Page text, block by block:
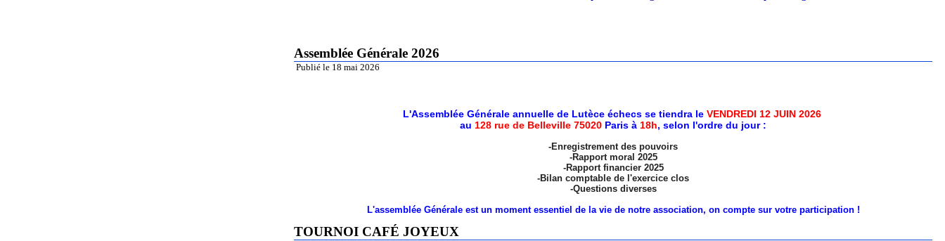
Assemblée Générale 2026
Publié le 18 mai 2026
L'Assemblée Générale annuelle de Lutèce échecs se tiendra le VENDREDI 12 JUIN 2026
au 128 rue de Belleville 75020 Paris à 18h, selon l'ordre du jour :
-Enregistrement des pouvoirs
-Rapport moral 2025
-Rapport financier 2025
-Bilan comptable de l'exercice clos
-Questions diverses
L'assemblée Générale est un moment essentiel de la vie de notre association, on compte sur votre participation !
TOURNOI CAFÉ JOYEUX